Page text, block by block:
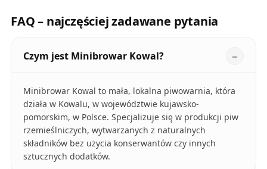
FAQ – najczęściej zadawane pytania
Czym jest Minibrowar Kowal?
Minibrowar Kowal to mała, lokalna piwowarnia, która
działa w Kowalu, w województwie kujawsko-
pomorskim, w Polsce. Specjalizuje się w produkcji piw
rzemieślniczych, wytwarzanych z naturalnych
składników bez użycia konserwantów czy innych
sztucznych dodatków.